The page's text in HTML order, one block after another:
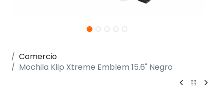
Comercio
Mochila Klip Xtreme Emblem 15.6" Negro